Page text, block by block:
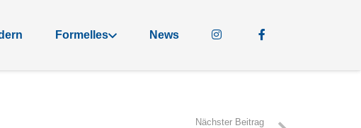
Formelles News
Nächster Beitrag